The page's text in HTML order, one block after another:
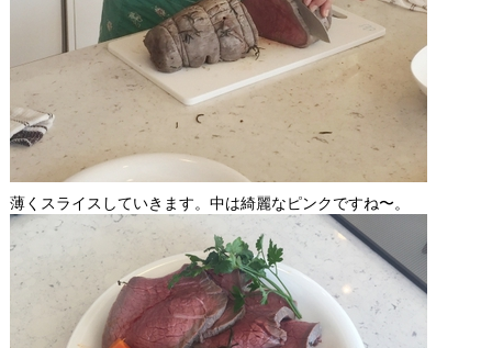
薄くスライスしていきます。中は綺麗なピンクですね〜。